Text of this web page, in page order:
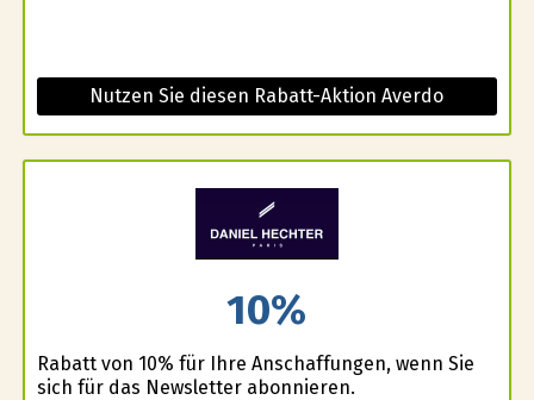
Nutzen Sie diesen Rabatt-Aktion Averdo
10%
Rabatt von 10% für Ihre Anschaffungen, wenn Sie
sich für das Newsletter abonnieren.